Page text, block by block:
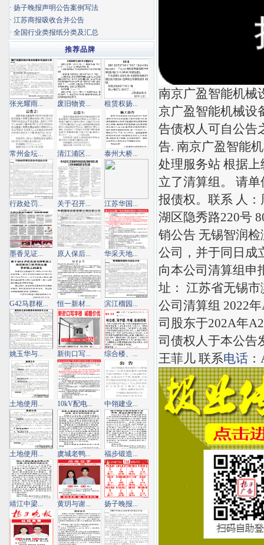
南京广盈智能机械
京广盈智能机械设
告债权人可自公告
告. 南京广盈智能
处理服务站 根据
立了清算组。 请
报债权。联系 人：
湖区隐秀路220号
销公告 无锡智润
公司，并于同日成
向本公司清算组申
址： 江苏省无锡
公司清算组 2022
司股东于202A年
司债权人于本公告
王菲儿 联系电话
· 扬子晚报声明公告案例写法
· 江苏商报吸收合并公告
· 全国行业类报纸分类及汇总
推荐品牌
张光耀雨... 废旧物资... 租赁权扬...
常州金坛... 清江浦区... 泰州大桥...
行政处罚... 关于召开... 江苏华国...
墨香见证... 原人保后... 华采天地...
G42马群枢... 恒一新材... 滨江榴园...
姚玉华与... 新街口写... 综合楼、...
土地使用... 10kV配电... 中翎建业...
土地使用... 虞城老鸭... 福步锻造...
靖江中梁... 黄玥与谢... 扬子晚报...